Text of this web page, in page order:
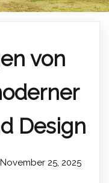
von
Design
November 25, 2025